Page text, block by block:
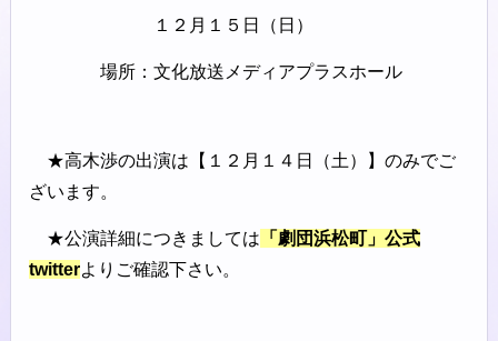
１２月１５日（日）
場所：文化放送メディアプラスホール
★高木渉の出演は【１２月１４日（土）】のみでご
ざいます。
★公演詳細につきましては 「劇団浜松町」公式
twitterよりご確認下さい。